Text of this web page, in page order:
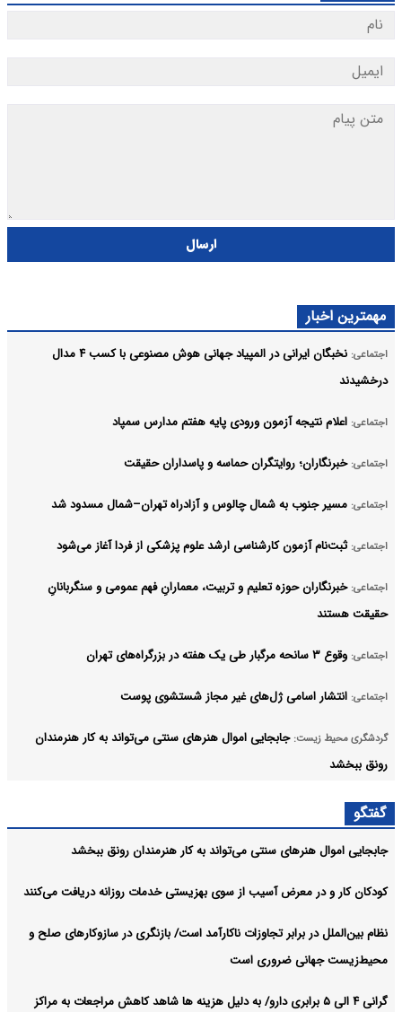
ارسال
مهمترین اخبار
اجتماعی:
نخبگان ایرانی در المپیاد جهانی هوش مصنوعی با کسب ۴ مدال
درخشیدند
اجتماعی: اعلام نتیجه آزمون ورودی پایه هفتم مدارس سمپاد
اجتماعی: خبرنگاران؛ روایتگران حماسه و پاسداران حقیقت
اجتماعی: مسیر جنوب به شمال چالوس و آزادراه تهران–شمال مسدود شد
اجتماعی: ثبت‌نام‌ آزمون کارشناسی ارشد علوم پزشکی از فردا آغاز می‌شود
اجتماعی: خبرنگاران حوزه تعلیم و تربیت، معمارانِ فهم عمومی و سنگربانانِ
حقیقت هستند
اجتماعی: وقوع ۳ سانحه مرگبار طی یک هفته در بزرگراه‌های تهران
اجتماعی: انتشار اسامی ژل‌های غیر مجاز شستشوی پوست
گردشگری محیط زیست: جابجایی اموال هنرهای سنتی می‌تواند به کار هنرمندان
رونق ببخشد
اجتماعی: اعلام جزئیات ثبت ادعا، تهیه نقشه UTM و ارائه مادر سند
آرشیو
گفتگو
جابجایی اموال هنرهای سنتی می‌تواند به کار هنرمندان رونق ببخشد
کودکان کار و در معرض آسیب از سوی بهزیستی خدمات روزانه دریافت می‌کنند
نظام بین‌الملل در برابر تجاوزات ناکارآمد است/ بازنگری در سازوکارهای صلح و
محیط‌زیست جهانی ضروری است
گرانی ۴ الی ۵ برابری دارو/ به دلیل هزینه ها شاهد کاهش مراجعات به مراکز